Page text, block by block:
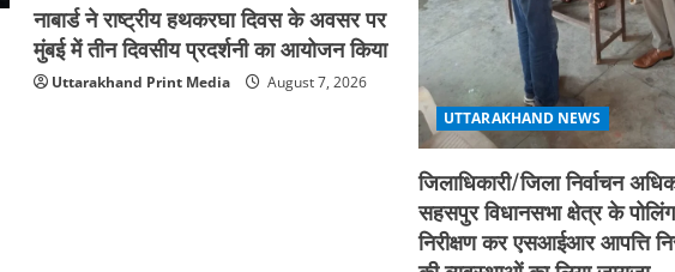
नाबार्ड ने राष्ट्रीय हथकरघा दिवस के अवसर पर
मुंबई में तीन दिवसीय प्रदर्शनी का आयोजन किया
Uttarakhand Print Media
August 7, 2026
UTTARAKHAND NEWS
जिलाधिकारी/जिला निर्वाचन
सहसपुर विधानसभा क्षेत्र के
निरीक्षण कर एसआईआर आपत्ति